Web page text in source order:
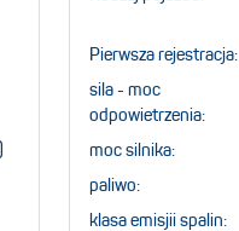
Pierwsza rejestracja:
sila - moc
odpowietrzenia:
moc silnika:
paliwo:
klasa emisjii spalin: